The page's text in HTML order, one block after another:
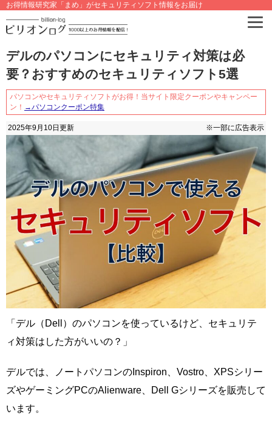
お得情報研究家「まめ」がセキュリティソフト情報をお届け
デルのパソコンにセキュリティ対策は必
要？おすすめのセキュリティソフト5選
パソコンやセキュリティソフトがお得！当サイト限定クーポンやキャンペー
ン！ →パソコンクーポン特集
2025年9月10日 更新 ※一部に広告表示
「デル（Dell）のパソコンを使っているけど、セキュリテ
ィ対策はした方がいいの？」
デルでは、ノートパソコンのInspiron、Vostro、XPSシリー
ズやゲーミングPCのAlienware、Dell Gシリーズを販売して
います。